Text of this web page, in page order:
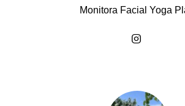
Monitora Facial Yoga